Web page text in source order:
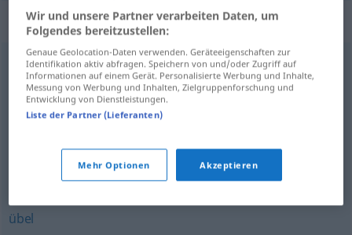
Synonyme für "schwach"
unfähig
billig (ugs.),traurig (ugs.),
übel
Wir und unsere Partner verarbeiten Daten, um
Folgendes bereitzustellen:
Genaue Geolocation-Daten verwenden. Geräteeigenschaften zur
Identifikation aktiv abfragen. Speichern von und/oder Zugriff auf
Informationen auf einem Gerät. Personalisierte Werbung und Inhalte,
Messung von Werbung und Inhalten, Zielgruppenforschung und
Entwicklung von Dienstleistungen.
Liste der Partner (Lieferanten)
Mehr Optionen Akzeptieren